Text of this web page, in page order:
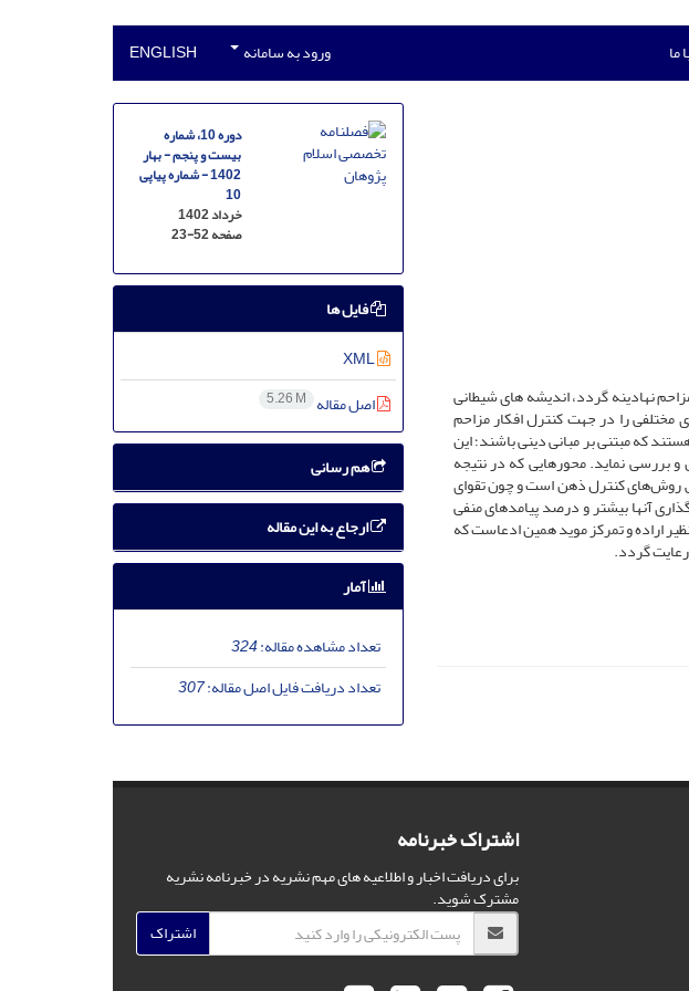
ما ورود به سامانه ENGLISH
نهادینه گردد، اندیشه های شیطانی
مختلفی را در جهت کنترل افکار مزاحم
که مبتنی بر مبانی دینی باشند؛ این
نماید. محورهایی که در نتیجه
روش‌های کنترل ذهن است و چون تقوای
آنها بیشتر و درصد پیامدهای منفی
اراده و تمرکز موید همین ادعاست که
گردد.
دوره 10، شماره
بیست و پنجم - بهار
1402 - شماره پیاپی
10
خرداد 1402
صفحه23-52
فایل ها
XML
اصل مقاله 5.26 M
هم رسانی
ارجاع به این مقاله
آمار
تعداد مشاهده مقاله:324
تعداد دریافت فایل اصل مقاله:307
اشتراک خبرنامه
برای دریافت اخبار و اطلاعیه های مهم نشریه در خبرنامه نشریه
مشترک شوید.
اشتراک